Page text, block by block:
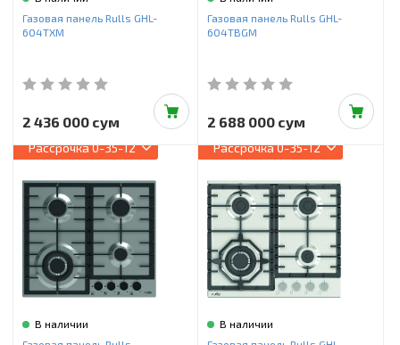
Инструменты и техника
Красота и здоровье
Пылесосы
Фильтры для воды
Сантехника
Газовая панель Rulls GHL-
604TXM
2 436 000 сум
Газовая панель Rulls GHL-
604TBGM
2 688 000 сум
Рассрочка0-35-12
В наличии
Рассрочка0-35-12
В наличии